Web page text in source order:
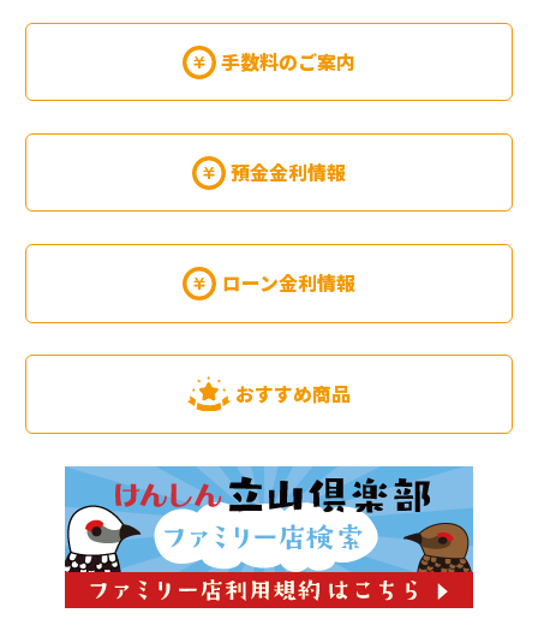
手数料のご案内
預金金利情報
ローン金利情報
おすすめ商品